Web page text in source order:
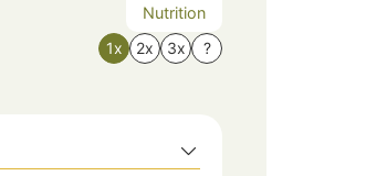
Nutrition
1x 2x 3x ?